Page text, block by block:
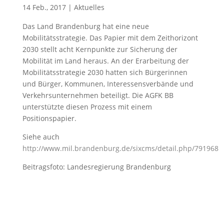
14 Feb., 2017| Aktuelles
Das Land Brandenburg hat eine neue
Mobilitätsstrategie. Das Papier mit dem Zeithorizont
2030 stellt acht Kernpunkte zur Sicherung der
Mobilität im Land heraus. An der Erarbeitung der
Mobilitätsstrategie 2030 hatten sich Bürgerinnen
und Bürger, Kommunen, Interessensverbände und
Verkehrsunternehmen beteiligt. Die AGFK BB
unterstützte diesen Prozess mit einem
Positionspapier.
Siehe auch
http://www.mil.brandenburg.de/sixcms/detail.php/791968
Beitragsfoto: Landesregierung Brandenburg